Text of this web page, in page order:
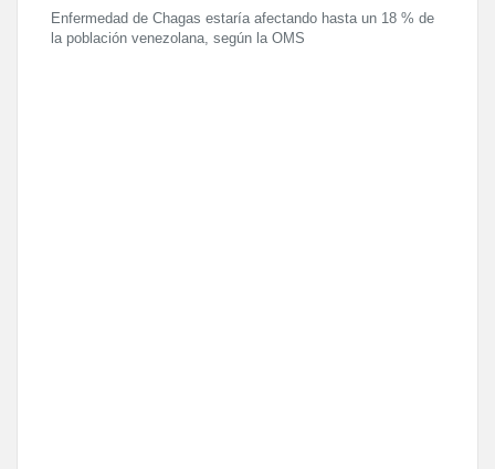
Enfermedad de Chagas estaría afectando hasta un 18 % de
la población venezolana, según la OMS